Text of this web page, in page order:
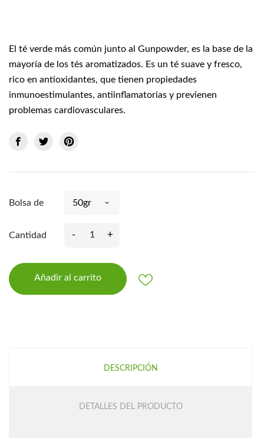
El té verde más común junto al Gunpowder, es la base de la
mayoría de los tés aromatizados. Es un té suave y fresco,
rico en antioxidantes, que tienen propiedades
inmunoestimulantes, antiinflamatorias y previenen
problemas cardiovasculares.
Bolsa de
Cantidad - +
Añadir al carrito
DESCRIPCIÓN
DETALLES DEL PRODUCTO